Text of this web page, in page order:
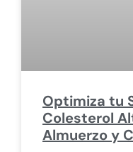
Optimiza tu
Colesterol
Almuerzo y